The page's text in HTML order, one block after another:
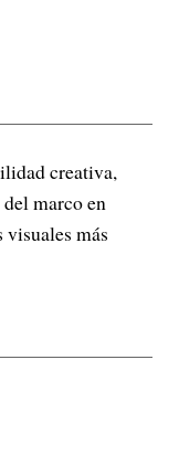
creativa,
marco en
más